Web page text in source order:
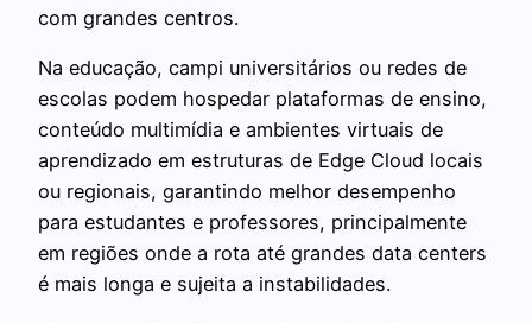
com grandes centros.
Na educação, campi universitários ou redes de
escolas podem hospedar plataformas de ensino,
conteúdo multimídia e ambientes virtuais de
aprendizado em estruturas de Edge Cloud locais
ou regionais, garantindo melhor desempenho
para estudantes e professores, principalmente
em regiões onde a rota até grandes data centers
é mais longa e sujeita a instabilidades.